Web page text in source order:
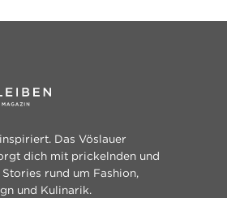
Das Vöslauer
dich mit prickelnden und
rund um Fashion,
und Kulinarik.